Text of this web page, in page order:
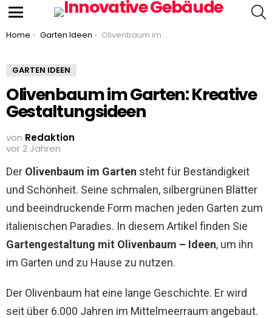
You are here:
Home Garten Ideen Olivenbaum im Garten: Kreative Gestaltungsideen
GARTEN IDEEN
Olivenbaum im Garten: Kreative
Gestaltungsideen
von Redaktion
vor 2 Jahren
Der Olivenbaum im Garten steht für Beständigkeit
und Schönheit. Seine schmalen, silbergrünen Blätter
und beeindruckende Form machen jeden Garten zum
italienischen Paradies. In diesem Artikel finden Sie
Gartengestaltung mit Olivenbaum – Ideen, um ihn
im Garten und zu Hause zu nutzen.
Der Olivenbaum hat eine lange Geschichte. Er wird
seit über 6.000 Jahren im Mittelmeerraum angebaut.